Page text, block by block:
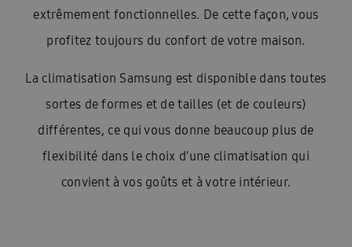
extrêmement fonctionnelles. De cette façon, vous
profitez toujours du confort de votre maison.
La climatisation Samsung est disponible dans toutes
sortes de formes et de tailles (et de couleurs)
différentes, ce qui vous donne beaucoup plus de
flexibilité dans le choix d’une climatisation qui
convient à vos goûts et à votre intérieur.